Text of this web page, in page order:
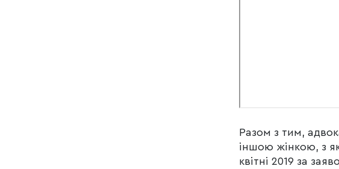
Разом з тим,
іншою жінкою, з
квітні 2019 за